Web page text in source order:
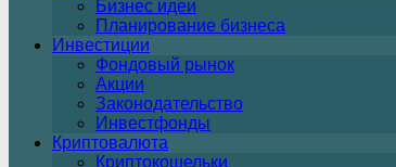
Бизнес идеи
Планирование бизнеса
Инвестиции
Фондовый рынок
Акции
Законодательство
Инвестфонды
Криптовалюта
Криптокошельки